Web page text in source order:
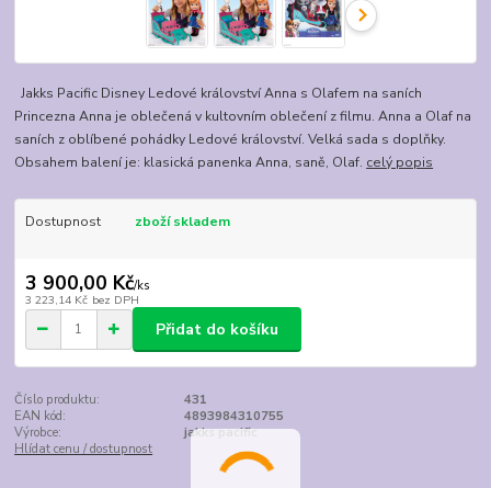
Jakks Pacific Disney Ledové království Anna s Olafem na saních
Princezna Anna je oblečená v kultovním oblečení z filmu. Anna a Olaf na
saních z oblíbené pohádky Ledové království. Velká sada s doplňky.
Obsahem balení je: klasická panenka Anna, saně, Olaf. celý popis
Dostupnost zboží skladem
3 900,00 Kč/ks
3 223,14 Kč bez DPH
Přidat do košíku
Číslo produktu:
431
EAN kód:
4893984310755
Výrobce:
jakks pacific
Hlídat cenu / dostupnost